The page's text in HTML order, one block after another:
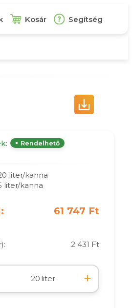
Kosár Segítség
Rendelhető
liter/kanna
liter/kanna
61 747 Ft
2 431 Ft
liter +